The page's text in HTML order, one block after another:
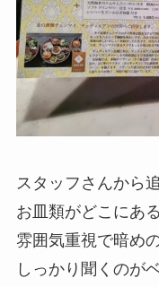
スタッフさんから
お皿類がどこにあ
雰囲気重視で暗め
しっかり聞くのが